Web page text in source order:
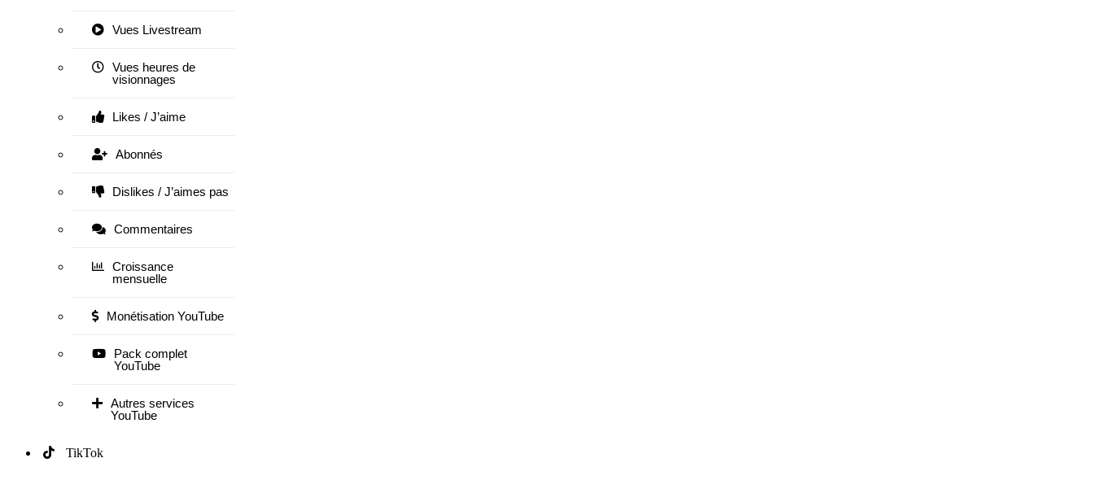
Vues Livestream
Vues heures de
visionnages
Likes / J’aime
Abonnés
Dislikes / J’aimes pas
Commentaires
Croissance
mensuelle
Monétisation YouTube
Pack complet
YouTube
Autres services
YouTube
TikTok